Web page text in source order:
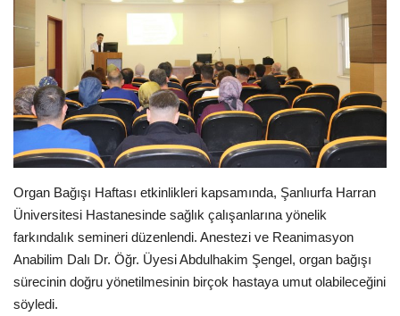
Gündem
Tekno Bilim
Ekonomi
Galeriler
Siyaset
Künye
Yaşam
Organ Bağışı Haftası etkinlikleri kapsamında, Şanlıurfa Harran
Üniversitesi Hastanesinde sağlık çalışanlarına yönelik
farkındalık semineri düzenlendi. Anestezi ve Reanimasyon
Anabilim Dalı Dr. Öğr. Üyesi Abdulhakim Şengel, organ bağışı
sürecinin doğru yönetilmesinin birçok hastaya umut olabileceğini
söyledi.